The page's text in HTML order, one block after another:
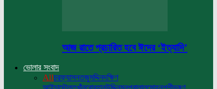
আজ রাতে প্রচারিত হবে ঈদের ‘ইত্যাদি’
ভোলার সংবাদ
Allচরফ্যাসনতজুমদ্দিনদক্ষিণ